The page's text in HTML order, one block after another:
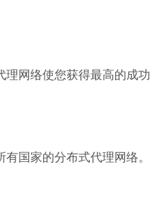
理网络使您获得最高的成功
国家的分布式代理网络。